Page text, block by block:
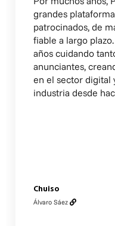
grandes
patrocinados, de
fiable a largo
años cuidando
anunciantes,
en el sector digital
industria desde
Chuiso
Álvaro Sáez